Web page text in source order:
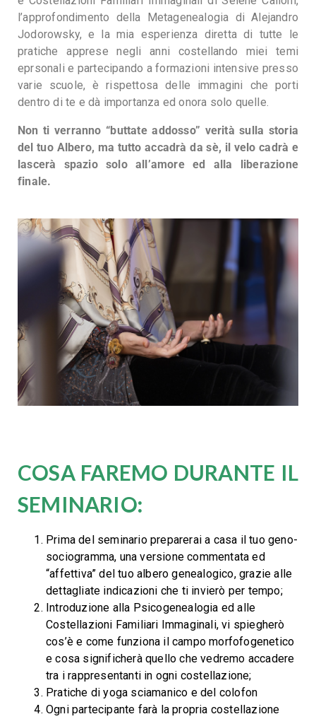
l’approfondimento della Metagenealogia di Alejandro
Jodorowsky, e la mia esperienza diretta di tutte le
pratiche apprese negli anni costellando miei temi
eprsonali e partecipando a formazioni intensive presso
varie scuole, è rispettosa delle immagini che porti
dentro di te e dà importanza ed onora solo quelle.
Non ti verranno “buttate addosso” verità sulla storia
del tuo Albero, ma tutto accadrà da sè, il velo cadrà e
lascerà spazio solo all’amore ed alla liberazione
finale.
COSA FAREMO DURANTE IL
SEMINARIO:
Prima del seminario preparerai a casa il tuo geno-
sociogramma, una versione commentata ed
“affettiva” del tuo albero genealogico, grazie alle
dettagliate indicazioni che ti invierò per tempo;
Introduzione alla Psicogenealogia ed alle
Costellazioni Familiari Immaginali, vi spiegherò
cos’è e come funziona il campo morfofogenetico
e cosa significherà quello che vedremo accadere
tra i rappresentanti in ogni costellazione;
Pratiche di yoga sciamanico e del colofon
Ogni partecipante farà la propria costellazione